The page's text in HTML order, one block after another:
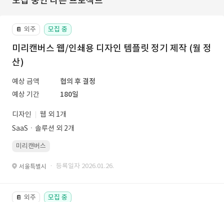
📔 외주 모집 중
미리캔버스 웹/인쇄용 디자인 템플릿 정기 제작 (월 정
산)
예상 금액
협의 후 결정
예상 기간
180일
디자인
웹 외 1개
SaaSㆍ솔루션 외 2개
미리캔버스
서울특별시 · 등록일자 2026.01.26.
📔 외주 모집 중